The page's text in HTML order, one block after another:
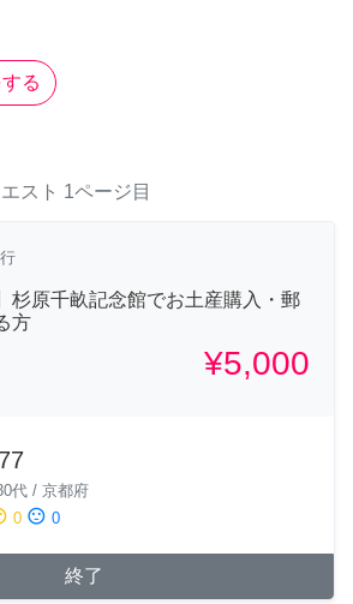
る
スト 1ページ目
杉原千畝記念館でお土産購入・郵
方
¥5,000
代 / 京都府
0 sentiment_dissatisfied 0
終了